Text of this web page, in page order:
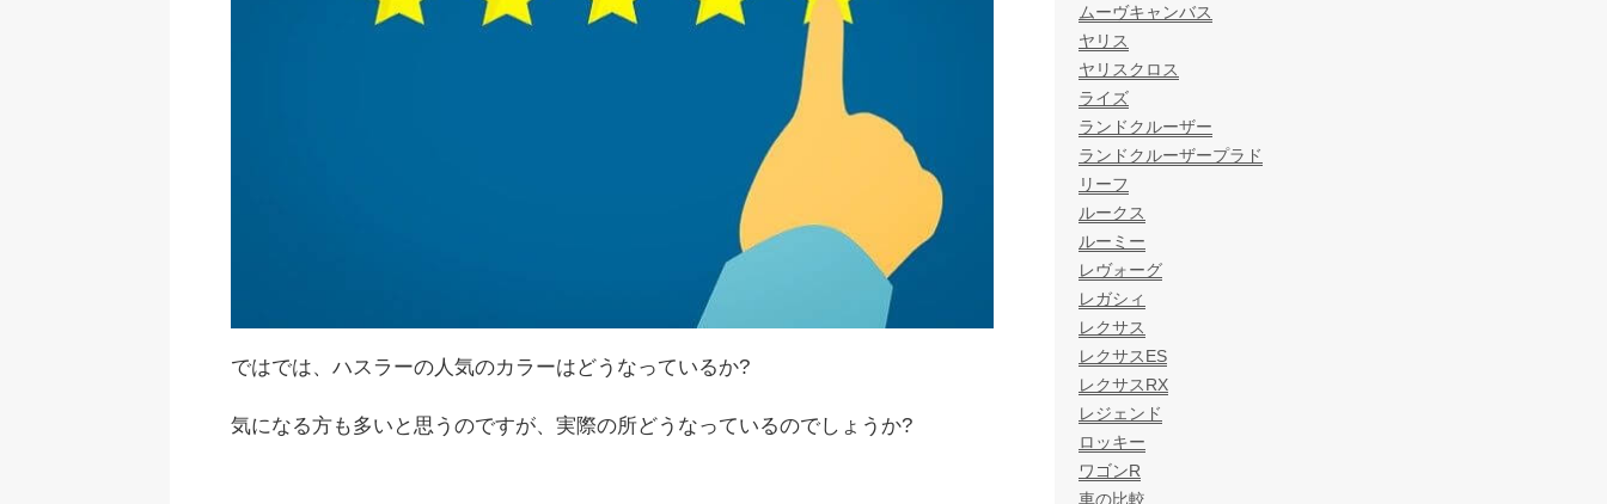
ではでは、ハスラーの人気のカラーはどうなっているか?
気になる方も多いと思うのですが、実際の所どうなっているのでしょうか?
ムーヴキャンバス
ヤリス
ヤリスクロス
ライズ
ランドクルーザー
ランドクルーザープラド
リーフ
ルークス
ルーミー
レヴォーグ
レガシィ
レクサス
レクサスES
レクサスRX
レジェンド
ロッキー
ワゴンR
車の比較